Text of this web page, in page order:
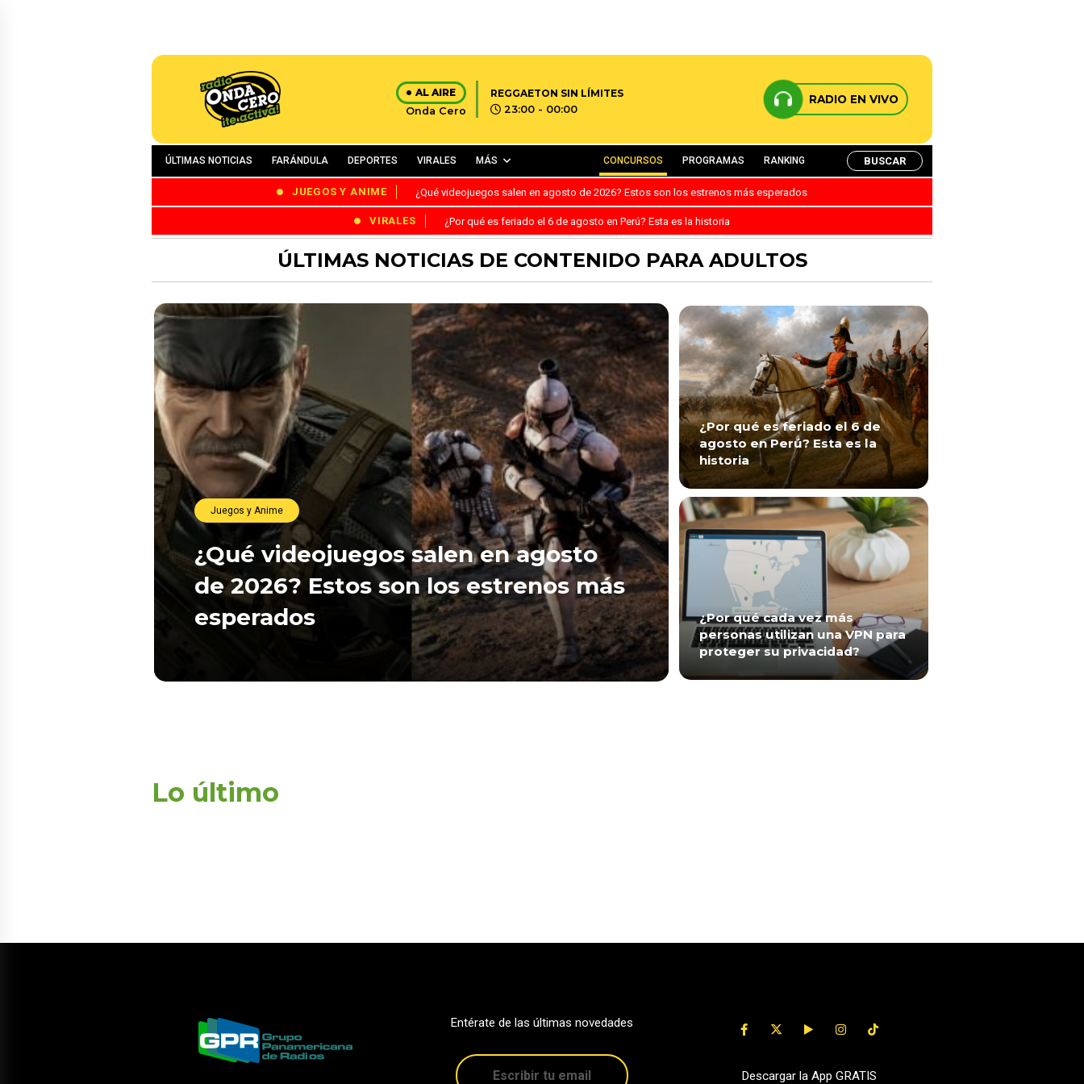
AL AIRE
Onda Cero
REGGAETON SIN LÍMITES
23:00 - 00:00
RADIO EN VIVO
ÚLTIMAS NOTICIAS FARÁNDULA DEPORTES VIRALES MÁS CONCURSOS PROGRAMAS RANKING BUSCAR
JUEGOS Y ANIME ¿Qué videojuegos salen en agosto de 2026? Estos son los estrenos más esperados
VIRALES ¿Por qué es feriado el 6 de agosto en Perú? Esta es la historia
ÚLTIMAS NOTICIAS DE CONTENIDO PARA ADULTOS
Juegos y Anime
¿Qué videojuegos salen en agosto
de 2026? Estos son los estrenos más
esperados
¿Por qué es feriado el 6 de
agosto en Perú? Esta es la
historia
¿Por qué cada vez más
personas utilizan una VPN para
proteger su privacidad?
Lo último
Entérate de las últimas novedades
Descargar la App GRATIS